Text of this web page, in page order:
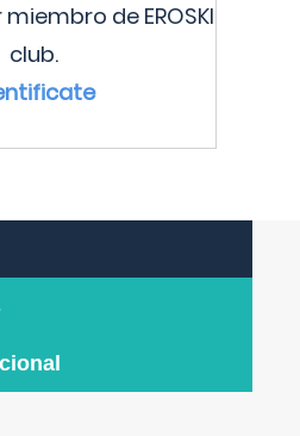
de EROSKI
club.